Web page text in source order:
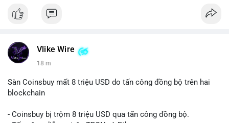
📰 Nguồn: Cointelegraph
Vlike Wire
18 m
Sàn Coinsbuy mất 8 triệu USD do tấn công đồng bộ trên hai
blockchain
- Coinsbuy bị trộm 8 triệu USD qua tấn công đồng bộ.